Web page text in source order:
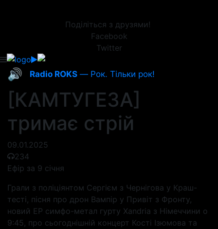
Поділіться з друзями!
Facebook
Twitter
🔊 Radio ROKS — Рок. Тільки рок!
[КАМТУГЕЗА]
тримає стрій
09.01.2025
234
Ефір за 9 січня
Грали з поліціянтом Сергієм з Чернігова у Краш-
тесті, пісня про дрон Вампір у Привіт з Фронту,
новий EP симфо-метал гурту Xandria з Німеччини о
9:45, про сьогоднішній концерт Кості Ізюмова та